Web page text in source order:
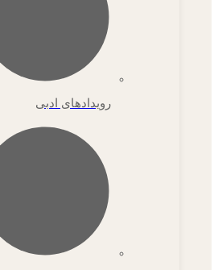
رویدادهای ادبی